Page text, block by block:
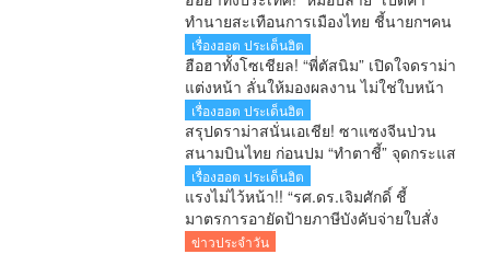
ทำนายสะเทือนการเมืองไทย ชี้นายกฯคน
ใหม่ หนุ่มหน้าใหม่ พรรคใหม่ โปรไฟล์
แกร่ง แบ็กแน่น ท่านยมบอก
เรื่องฮอต ประเด็นฮิต
ฮือฮาทั้งโซเชียล! “พี่ตัสนิม” เปิดใจดราม่า
แต่งหน้า ลั่นให้มองผลงาน ไม่ใช่ใบหน้า
เตือนคอมเมนต์เกินเลยระวังผิดกฎหมาย
เรื่องฮอต ประเด็นฮิต
สรุปดราม่าสนั่นเอเชีย! ซาแซงจีนป่วน
สนามบินไทย ก่อนปม “ทำตาชี้” จุดกระแส
เดือดข้ามประเทศ
เรื่องฮอต ประเด็นฮิต
แรงไม่ไว้หน้า!! “รศ.ดร.เจิมศักดิ์ ชี้
มาตรการอายัดป้ายภาษีบังคับจ่ายใบสั่ง
รัฐกำลังลงโทษประชาชนก่อนศาลตัดสิน
ข่าวประจำวัน